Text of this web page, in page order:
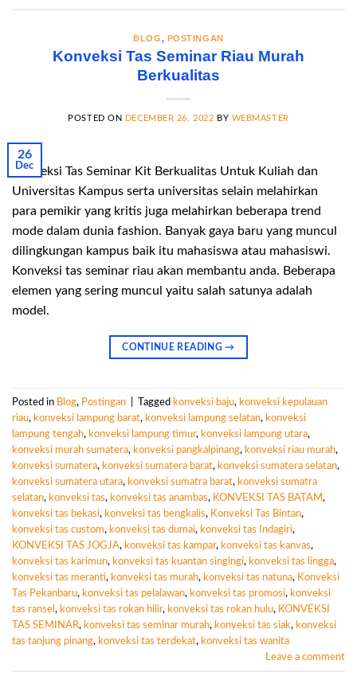
BLOG, POSTINGAN
Konveksi Tas Seminar Riau Murah
Berkualitas
POSTED ON DECEMBER 26, 2022 BY WEBMASTER
26
Dec
Konveksi Tas Seminar Kit Berkualitas Untuk Kuliah dan
Universitas Kampus serta universitas selain melahirkan
para pemikir yang kritis juga melahirkan beberapa trend
mode dalam dunia fashion. Banyak gaya baru yang muncul
dilingkungan kampus baik itu mahasiswa atau mahasiswi.
Konveksi tas seminar riau akan membantu anda. Beberapa
elemen yang sering muncul yaitu salah satunya adalah
model.
CONTINUE READING→
Posted in Blog, Postingan Tagged konveksi baju, konveksi kepulauan
riau, konveksi lampung barat, konveksi lampung selatan, konveksi
lampung tengah, konveksi lampung timur, konveksi lampung utara,
konveksi murah sumatera, konveksi pangkalpinang, konveksi riau murah,
konveksi sumatera, konveksi sumatera barat, konveksi sumatera selatan,
konveksi sumatera utara, konveksi sumatra barat, konveksi sumatra
selatan, konveksi tas, konveksi tas anambas, KONVEKSI TAS BATAM,
konveksi tas bekasi, konveksi tas bengkalis, Konveksi Tas Bintan,
konveksi tas custom, konveksi tas dumai, konveksi tas Indagiri,
KONVEKSI TAS JOGJA, konveksi tas kampar, konveksi tas kanvas,
konveksi tas karimun, konveksi tas kuantan singingi, konveksi tas lingga,
konveksi tas meranti, konveksi tas murah, konveksi tas natuna, Konveksi
Tas Pekanbaru, konveksi tas pelalawan, konveksi tas promosi, konveksi
tas ransel , konveksi tas rokan hilir, konveksi tas rokan hulu, KONVEKSI
TAS SEMINAR, konveksi tas seminar murah, konveksi tas siak, konveksi
tas tanjung pinang, konveksi tas terdekat, konveksi tas wanita
Leave a comment